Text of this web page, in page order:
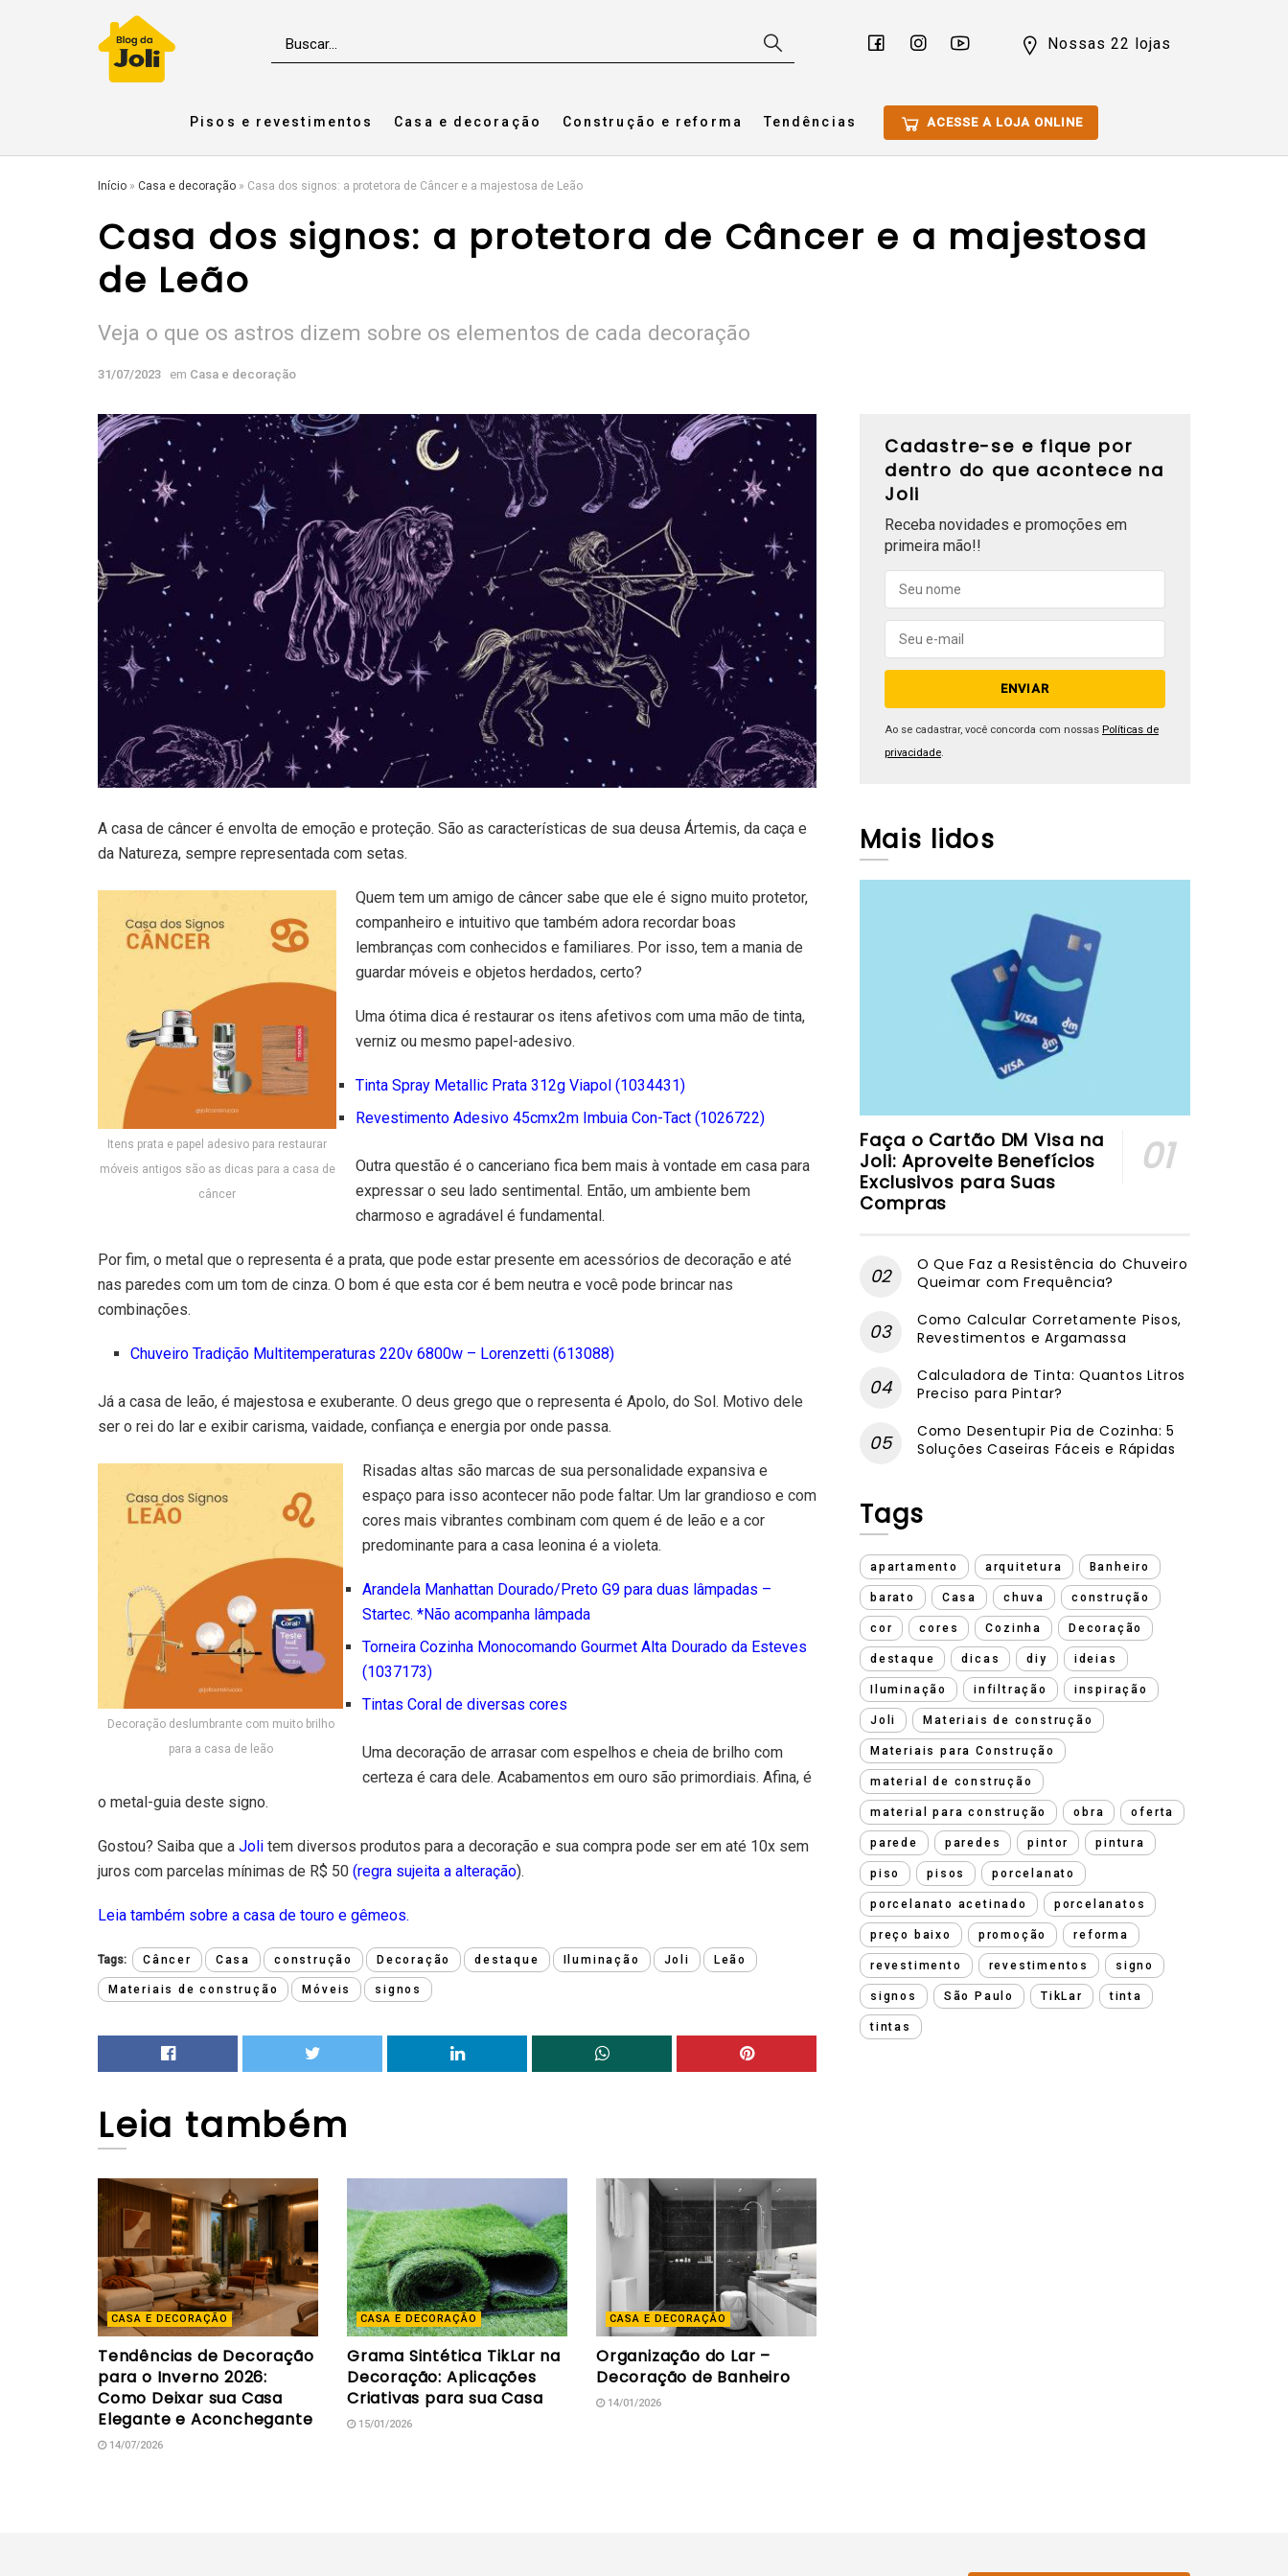
Nossas 22 lojas
Pisos e revestimentos Casa e decoração Construção e reforma Tendências ACESSE A LOJA ONLINE
Início » Casa e decoração » Casa dos signos: a protetora de Câncer e a majestosa de Leão
Casa dos signos: a protetora de Câncer e a majestosa
de Leão
Veja o que os astros dizem sobre os elementos de cada decoração
31/07/2023 em Casa e decoração
A casa de câncer é envolta de emoção e proteção. São as características de sua deusa Ártemis, da caça e
da Natureza, sempre representada com setas.
Itens prata e papel adesivo para restaurar
móveis antigos são as dicas para a casa de
câncer
Quem tem um amigo de câncer sabe que ele é signo muito protetor,
companheiro e intuitivo que também adora recordar boas
lembranças com conhecidos e familiares. Por isso, tem a mania de
guardar móveis e objetos herdados, certo?
Uma ótima dica é restaurar os itens afetivos com uma mão de tinta,
verniz ou mesmo papel-adesivo.
Tinta Spray Metallic Prata 312g Viapol (1034431)
Revestimento Adesivo 45cmx2m Imbuia Con-Tact (1026722)
Outra questão é o canceriano fica bem mais à vontade em casa para
expressar o seu lado sentimental. Então, um ambiente bem
charmoso e agradável é fundamental.
Por fim, o metal que o representa é a prata, que pode estar presente em acessórios de decoração e até
nas paredes com um tom de cinza. O bom é que esta cor é bem neutra e você pode brincar nas
combinações.
Chuveiro Tradição Multitemperaturas 220v 6800w – Lorenzetti (613088)
Já a casa de leão, é majestosa e exuberante. O deus grego que o representa é Apolo, do Sol. Motivo dele
ser o rei do lar e exibir carisma, vaidade, confiança e energia por onde passa.
Decoração deslumbrante com muito brilho
para a casa de leão
Risadas altas são marcas de sua personalidade expansiva e
espaço para isso acontecer não pode faltar. Um lar grandioso e com
cores mais vibrantes combinam com quem é de leão e a cor
predominante para a casa leonina é a violeta.
Arandela Manhattan Dourado/Preto G9 para duas lâmpadas –
Startec. *Não acompanha lâmpada
Torneira Cozinha Monocomando Gourmet Alta Dourado da Esteves
(1037173)
Tintas Coral de diversas cores
Uma decoração de arrasar com espelhos e cheia de brilho com
certeza é cara dele. Acabamentos em ouro são primordiais. Afina, é
o metal-guia deste signo.
Gostou? Saiba que a Joli tem diversos produtos para a decoração e sua compra pode ser em até 10x sem
juros com parcelas mínimas de R$ 50 (regra sujeita a alteração).
Leia também sobre a casa de touro e gêmeos.
Tags: Câncer Casa construção Decoração destaque Iluminação Joli Leão
Materiais de construção Móveis signos
Leia também
CASA E DECORAÇÃO
Tendências de Decoração
para o Inverno 2026:
Como Deixar sua Casa
Elegante e Aconchegante
14/07/2026
CASA E DECORAÇÃO
Grama Sintética TikLar na
Decoração: Aplicações
Criativas para sua Casa
15/01/2026
CASA E DECORAÇÃO
Organização do Lar –
Decoração de Banheiro
14/01/2026
Cadastre-se e fique por
dentro do que acontece na
Joli
Receba novidades e promoções em
primeira mão!!
Ao se cadastrar, você concorda com nossas Políticas de
privacidade
Mais lidos
Faça o Cartão DM Visa na
Joli: Aproveite Benefícios
Exclusivos para Suas
Compras
O Que Faz a Resistência do Chuveiro
Queimar com Frequência?
Como Calcular Corretamente Pisos,
Revestimentos e Argamassa
Calculadora de Tinta: Quantos Litros
Preciso para Pintar?
Como Desentupir Pia de Cozinha: 5
Soluções Caseiras Fáceis e Rápidas
Tags
apartamento arquitetura Banheiro
barato Casa chuva construção
cor cores Cozinha Decoração
destaque dicas diy ideias
Iluminação infiltração inspiração
Joli Materiais de construção
Materiais para Construção
material de construção
material para construção obra oferta
parede paredes pintor pintura
piso pisos porcelanato
porcelanato acetinado porcelanatos
preço baixo promoção reforma
revestimento revestimentos signo
signos São Paulo TikLar tinta
tintas